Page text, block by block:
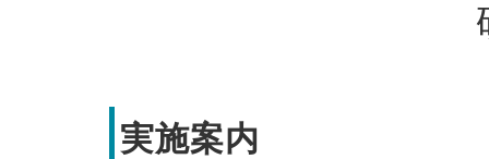
実施案内